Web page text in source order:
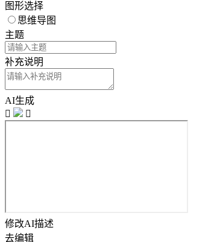
图形选择
思维导图
主题
补充说明
AI生成


修改AI描述
去编辑